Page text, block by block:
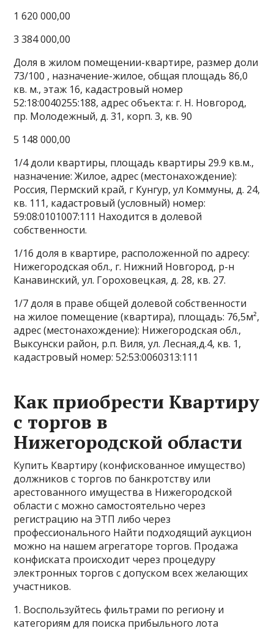
1 620 000,00
3 384 000,00
Доля в жилом помещении-квартире, размер доли
73/100 , назначение-жилое, общая площадь 86,0
кв. м., этаж 16, кадастровый номер
52:18:0040255:188, адрес объекта: г. Н. Новгород,
пр. Молодежный, д. 31, корп. 3, кв. 90
5 148 000,00
1/4 доли квартиры, площадь квартиры 29.9 кв.м.,
назначение: Жилое, адрес (местонахождение):
Россия, Пермский край, г Кунгур, ул Коммуны, д. 24,
кв. 111, кадастровый (условный) номер:
59:08:0101007:111 Находится в долевой
собственности.
1/16 доля в квартире, расположенной по адресу:
Нижегородская обл., г. Нижний Новгород, р-н
Канавинский, ул. Гороховецкая, д. 28, кв. 27.
1/7 доля в праве общей долевой собственности
на жилое помещение (квартира), площадь: 76,5м²,
адрес (местонахождение): Нижегородская обл.,
Выксунски район, р.п. Виля, ул. Лесная,д.4, кв. 1,
кадастровый номер: 52:53:0060313:111
Как приобрести Квартиру
с торгов в
Нижегородской области
Купить Квартиру (конфискованное имущество)
должников с торгов по банкротству или
арестованного имущества в Нижегородской
области с можно самостоятельно через
регистрацию на ЭТП либо через
профессионального Найти подходящий аукцион
можно на нашем агрегаторе торгов. Продажа
конфиската происходит через процедуру
электронных торгов с допуском всех желающих
участников.
1. Воспользуйтесь фильтрами по региону и
категориям для поиска прибыльного лота